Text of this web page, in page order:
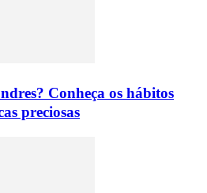
Conheça os hábitos
preciosas